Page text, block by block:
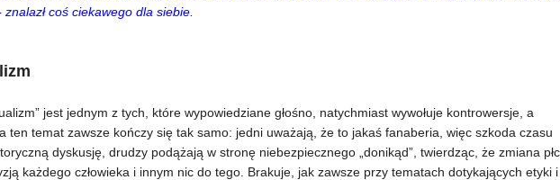
coś ciekawego dla siebie.
jest jednym z tych, które wypowiedziane głośno, natychmiast wywołuje kontrowersje, a
ten temat zawsze kończy się tak samo: jedni uważają, że to jakaś fanaberia, więc szkoda czasu
dyskusję, drudzy podążają w stronę niebezpiecznego „donikąd”, twierdząc, że zmiana
każdego człowieka i innym nic do tego. Brakuje, jak zawsze przy tematach dotykających etyki i